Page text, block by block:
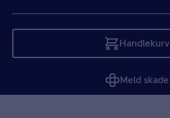
Handlekurv
Tom
Meld skade